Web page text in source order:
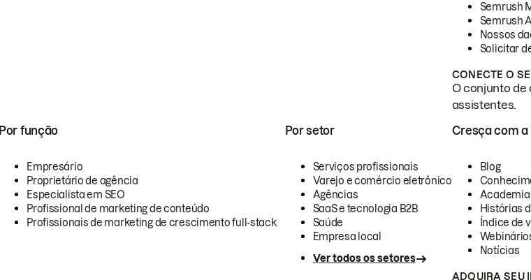
Semrush
Semrush
Nossos
Solicitar
CONECTE O
O conjunto de
assistentes.
Por função
Empresário
Proprietário de agência
Especialista em SEO
Profissional de marketing de conteúdo
Profissionais de marketing de crescimento full-stack
Por setor
Serviços profissionais
Varejo e comércio eletrônico
Agências
SaaS e tecnologia B2B
Saúde
Empresa local
Ver todos os setores
Cresça com a
Blog
Academia
Histórias
Índice de
Notícias
ADQUIRA SEU